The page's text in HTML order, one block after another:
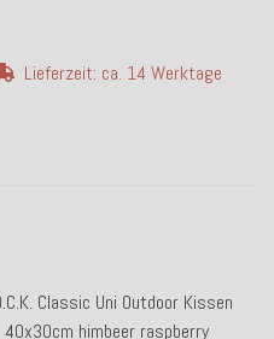
Lieferzeit: ca. 14 Werktage
Classic Uni Outdoor Kissen
40x30cm himbeer raspberry